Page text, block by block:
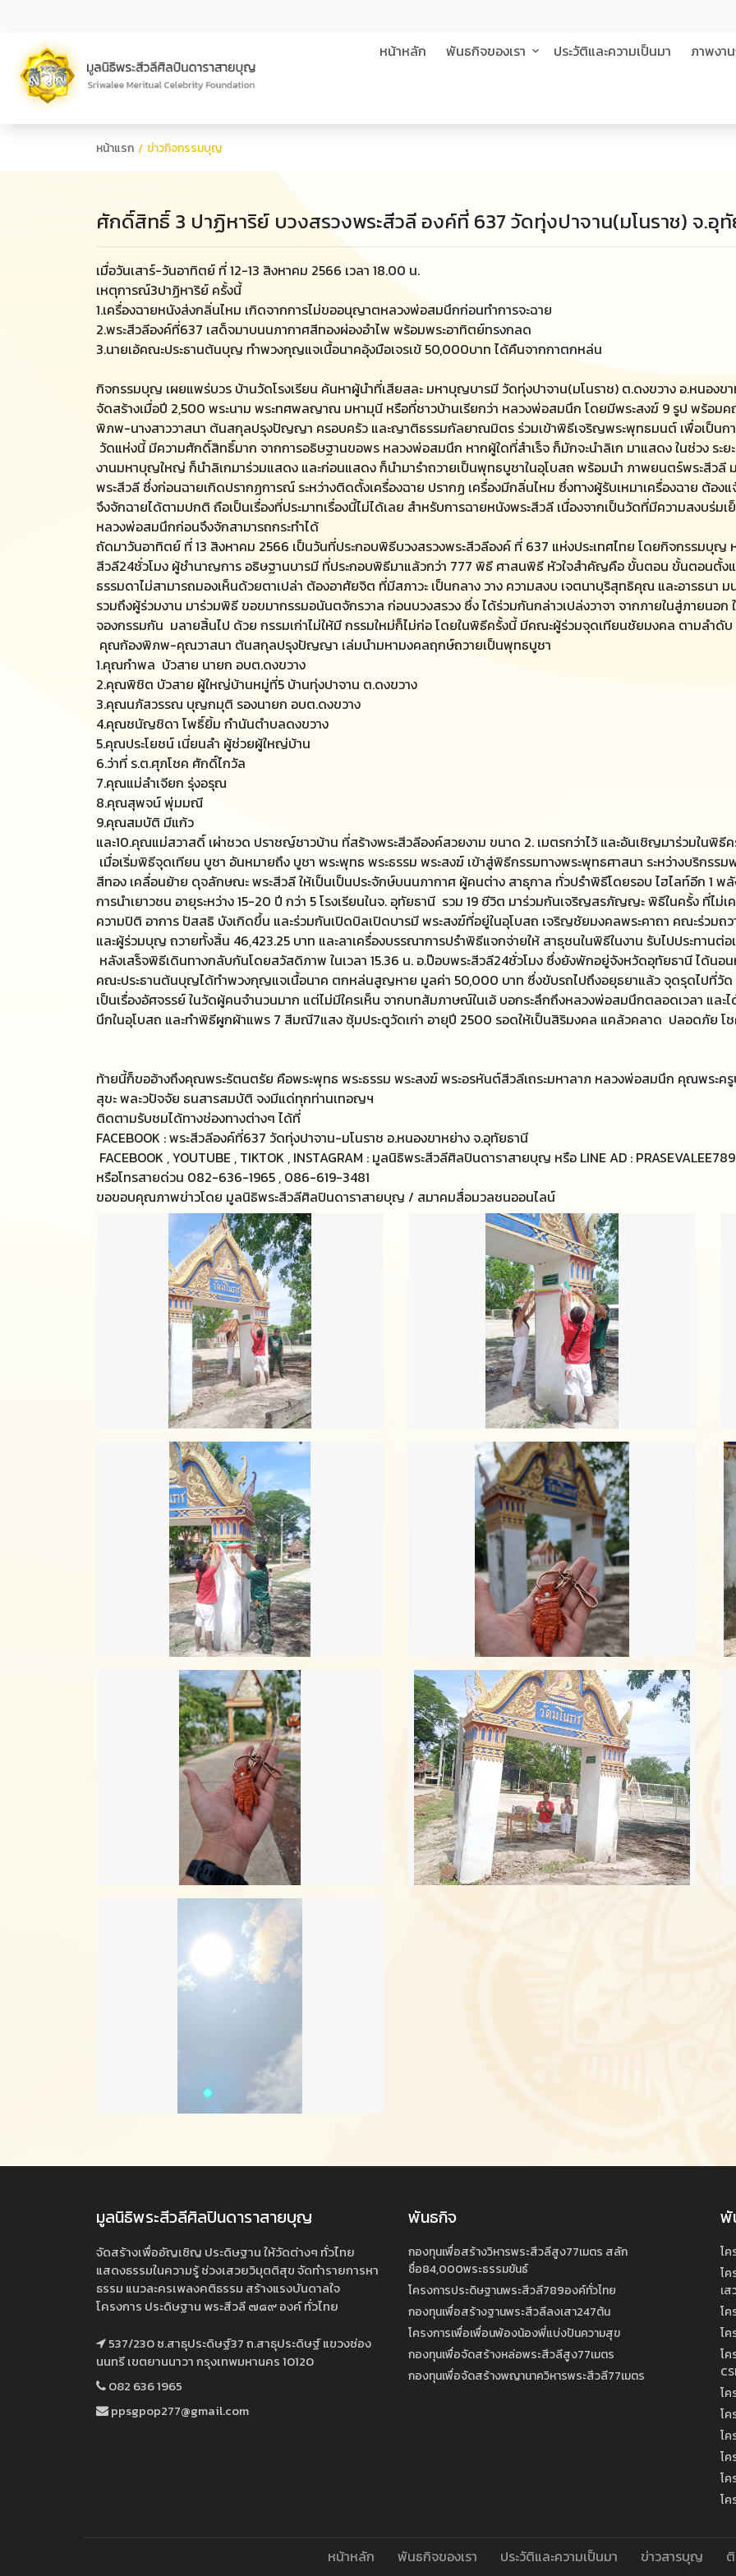
หน้าหลัก พันธกิจของเรา ประวัติและความเป็นมา ภาพงา
หน้าแรก ข่าวกิจกรรมบุญ
ศักดิ์สิทธิ์ 3 ปาฏิหาริย์ บวงสรวงพระสีวลี องค์ที่ 637 วัดทุ่งปาจาน(มโนราช) จ.อุ
เมื่อวันเสาร์-วันอาทิตย์ ที่ 12-13 สิงหาคม 2566 เวลา 18.00 น.
เหตุการณ์3ปาฏิหาริย์ ครั้งนี้
1.เครื่องฉายหนังส่งกลิ่นไหม เกิดจากการไม่ขออนุญาตหลวงพ่อสมนึกก่อนทำการจะฉาย
2.พระสีวลีองค์ที่637 เสด็จมาบนนภากาศสีทองผ่องอำไพ พร้อมพระอาทิตย์ทรงกลด
3.นายเอ้คณะประธานต้นบุญ ทำพวงกุญแจเนื้อนาคอุ้งมือเจรเข้ 50,000บาท ได้คืนจากกาตกหล่น
กิจกรรมบุญ เผยแพร่บวร บ้านวัดโรงเรียน ค้นหาผู้นำที่เสียสละ มหาบุญบารมี วัดทุ่งปาจาน(มโนราช) ต.ดงขวาง อ.หนอ
จัดสร้างเมื่อปี 2,500 พระนาม พระทศพลญาณ มหามุนี หรือที่ชาวบ้านเรียกว่า หลวงพ่อสมนึก โดยมีพระสงฆ์ 9 รูป พร้อม
พิภพ-นางสาววาสนา ต้นสกุลปรุงปัญญา ครอบครัว และญาติธรรมกัลยาณมิตร ร่วมเข้าพิธีเจริญพระพุทธมนต์ เพื่อเป็นก
วัดแห่งนี้ มีความศักดิ์สิทธิ์มาก จากการอธิษฐานขอพร หลวงพ่อสมนึก หากผู้ใดที่สำเร็จ ก็มักจะนำลิเก มาแสดง ในช่วง ระย
งานมหาบุญใหญ่ ก็นำลิเกมาร่วมแสดง และก่อนแสดง ก็นำมารำถวายเป็นพุทธบูชาในอุโบสถ พร้อมนำ ภาพยนตร์พระสีวลี
พระสีวลี ซึ่งก่อนฉายเกิดปรากฏการณ์ ระหว่างติดตั้งเครื่องฉาย ปรากฏ เครื่องมีกลิ่นไหม ซึ่งทางผู้รับเหมาเครื่องฉาย ต้อ
จึงจักฉายได้ตามปกติ ถือเป็นเรื่องที่ประมาทเรื่องนี้ไม่ได้เลย สำหรับการฉายหนังพระสีวลี เนื่องจากเป็นวัดที่มีความสงบร่
หลวงพ่อสมนึกก่อนจึงจักสามารถกระทำได้
ถัดมาวันอาทิตย์ ที่ 13 สิงหาคม 2566 เป็นวันที่ประกอบพิธีบวงสรวงพระสีวลีองค์ ที่ 637 แห่งประเทศไทย โดยกิจกรรมบุ
สีวลี24ชั่วโมง ผู้ชำนาญการ อธิษฐานบารมี ที่ประกอบพิธีมาแล้วกว่า 777 พิธี ศาสนพิธี หัวใจสำคัญคือ ขั้นตอน ขั้นตอนตั้
ธรรมดาไม่สามารถมองเห็นด้วยตาเปล่า ต้องอาศัยจิต ที่มีสภาวะ เป็นกลาง วาง ความสงบ เจตนาบุริสุทธิคุณ และอารธน
รวมถึงผู้ร่วมงาน มาร่วมพิธี ขอขมากรรมอนันตจักรวาล ก่อนบวงสรวง ซึ่ง ได้ร่วมกันกล่าวเปล่งวาจา จากภายในสู่ภายนอ
จองกรรมกัน มลายสิ้นไป ด้วย กรรมเก่าไม่ให้มี กรรมใหม่ก็ไม่ก่อ โดยในพิธีครั้งนี้ มีคณะผู้ร่วมจุดเทียนชัยมงคล ตามลำดับ
คุณก้องพิภพ-คุณวาสนา ต้นสกุลปรุงปัญญา เล่มนำมหามงคลฤกษ์ถวายเป็นพุทธบูชา
1.คุณกำพล บัวสาย นายก อบต.ดงขวาง
2.คุณพิชิต บัวสาย ผู้ใหญ่บ้านหมู่ที่5 บ้านทุ่งปาจาน ต.ดงขวาง
3.คุณนภัสวรรณ บุญกมุติ รองนายก อบต.ดงขวาง
4.คุณชนัญชิดา โพธิ์ยิ้ม กำนันตำบลดงขวาง
5.คุณประโยชน์ เนี่ยนลำ ผู้ช่วยผู้ใหญ่บ้าน
6.ว่าที่ ร.ต.ศุภโชค ศักดิ์ไกวัล
7.คุณแม่ลำเจียก รุ่งอรุณ
8.คุณสุพจน์ พุ่มมณี
9.คุณสมบัติ มีแก้ว
และ10.คุณแม่สวาสดิ์ เผ่าชวด ปราชญ์ชาวบ้าน ที่สร้างพระสีวลีองค์สวยงาม ขนาด 2. เมตรกว่าไว้ และอันเชิญมาร่วมในพิธี
เมื่อเริ่มพิธีจุดเทียน บูชา อันหมายถึง บูชา พระพุทธ พระธรรม พระสงฆ์ เข้าสู่พิธีกรรมทางพระพุทธศาสนา ระหว่างบริกรร
สีทอง เคลื่อนย้าย ดุจลักษณะ พระสีวลี ให้เป็นเป็นประจักษ์บนนภากาศ ผู้คนต่าง สาธุกาล ทั่วปรำพิธีโดยรอบ ไฮไลท์อีก
การนำเยาวชน อายุระหว่าง 15-20 ปี กว่า 5 โรงเรียนในจ. อุทัยธานี รวม 19 ชีวิต มาร่วมกันเจริญสรภัญญะ พิธีในครั้ง ที่
ความปิติ อาการ ปัสสธิ บังเกิดขึ้น และร่วมกันเปิดบิลเปิดบารมี พระสงฆ์ที่อยู่ในอุโบสถ เจริญชัยมงคลพระคาถา คณะร่วม
และผู้ร่วมบุญ ถวายทั้งสิ้น 46,423.25 บาท และลาเครื่องบรรณาการปรำพิธีแจกจ่ายให้ สาธุชนในพิธีในงาน รับไปประทานต่
หลังเสร็จพิธีเดินทางกลับกันโดยสวัสดิภาพ ในเวลา 15.36 น. อ.ป๊อบพระสีวลี24ชั่วโมง ซึ่งยังพักอยู่จังหวัดอุทัยธานี ได้นอ
คณะประธานต้นบุญได้ทำพวงกุญแจเนื้อนาค ตกหล่นสูญหาย มูลค่า 50,000 บาท ซึ่งขับรถไปถึงอยุธยาแล้ว จุดรุดไปที่วั
เป็นเรื่องอัศจรรย์ ในวัดผู้คนจำนวนมาก แต่ไม่มีใครเห็น จากบทสัมภาษณ์ในเอ้ บอกระลึกถึงหลวงพ่อสมนึกตลอดเวลา และ
นึกในอุโบสถ และทำพิธีผูกผ้าแพร 7 สีมณี7แสง ซุ้มประตูวัดเก่า อายุปี 2500 รอดให้เป็นสิริมงคล แคล้วคลาด ปลอดภัย โ
ท้ายนี้ก็ขออ้างถึงคุณพระรัตนตรัย คือพระพุทธ พระธรรม พระสงฆ์ พระอรหันต์สีวลีเถระมหาลาภ หลวงพ่อสมนึก คุณพระค
สุขะ พละวปัจจัย ธนสารสมบัติ จงมีแด่ทุกท่านเทอญฯ
ติดตามรับชมได้ทางช่องทางต่างๆ ได้ที่
FACEBOOK : พระสีวลีองค์ที่637 วัดทุ่งปาจาน-มโนราช อ.หนองขาหย่าง จ.อุทัยธานี
FACEBOOK , YOUTUBE , TIKTOK , INSTAGRAM : มูลนิธิพระสีวลีศิลปินดาราสายบุญ หรือ LINE AD :
หรือโทรสายด่วน 082-636-1965 , 086-619-3481
ขอขอบคุณภาพข่าวโดย มูลนิธิพระสีวลีศิลปินดาราสายบุญ / สมาคมสื่อมวลชนออนไลน์
มูลนิธิพระสีวลีศิลปินดาราสายบุญ
จัดสร้างเพื่ออัญเชิญ ประดิษฐาน ให้วัดต่างๆ ทั่วไทย
แสดงธรรมในความรู้ ช่วงเสวยวิมุตติสุข จัดทำรายการหา
ธรรม แนวละครเพลงคติธรรม สร้างแรงบันดาลใจ
โครงการ ประดิษฐาน พระสีวลี ๗๘๙ องค์ ทั่วไทย
537/230 ซ.สาธุประดิษฐ์37 ถ.สาธุประดิษฐ์ แขวงช่อง
นนทรี เขตยานนาวา กรุงเทพมหานคร 10120
082 636 1965
ppsgpop277@gmail.com
พันธกิจ
กองทุนเพื่อสร้างวิหารพระสีวลีสูง77เมตร สลัก
ชื่อ84,000พระธรรมขันธ์
โครงการประดิษฐานพระสีวลี789องค์ทั่วไทย
กองทุนเพื่อสร้างฐานพระสีวลีลงเสา247ต้น
โครงการเพื่อเพื่อนพ้องน้องพี่แบ่งปันความสุข
กองทุนเพื่อจัดสร้างหล่อพระสีวลีสูง77เมตร
กองทุนเพื่อจัดสร้างพญานาควิหารพระสีวลี77เมตร
พั
โ
โ
เ
โ
โ
โ
โ
โ
โ
โ
โ
โ
หน้าหลัก พันธกิจของเรา ประวัติและความเป็นมา ข่าวสารบุญ